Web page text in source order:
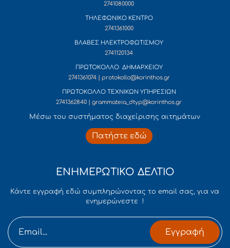
2741080000
ΤΗΛΕΦΩΝΙΚΟ ΚΕΝΤΡΟ
2741361000
ΒΛΑΒΕΣ ΗΛΕΚΤΡΟΦΩΤΙΣΜΟΥ
2741120134
ΠΡΩΤΟΚΟΛΛΟ ΔΗΜΑΡΧΕΙΟΥ
2741361074 | protokollo@korinthos.gr
ΠΡΩΤΟΚΟΛΛΟ ΤΕΧΝΙΚΩΝ ΥΠΗΡΕΣΙΩΝ
2741362840 | grammateia_dtyp@korinthos.gr
Mέσω του συστήματος διαχείρισης αιτημάτων
Πατήστε εδώ
ΕΝΗΜΕΡΩΤΙΚΟ ΔΕΛΤΙΟ
Κάντε εγγραφή εδώ συμπληρώνοντας το email σας, για να
ενημερώνεστε !
Εγγραφή